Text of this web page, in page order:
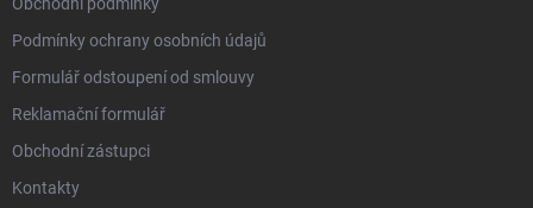
Podmínky ochrany osobních údajů
Formulář odstoupení od smlouvy
Reklamační formulář
Obchodní zástupci
Kontakty